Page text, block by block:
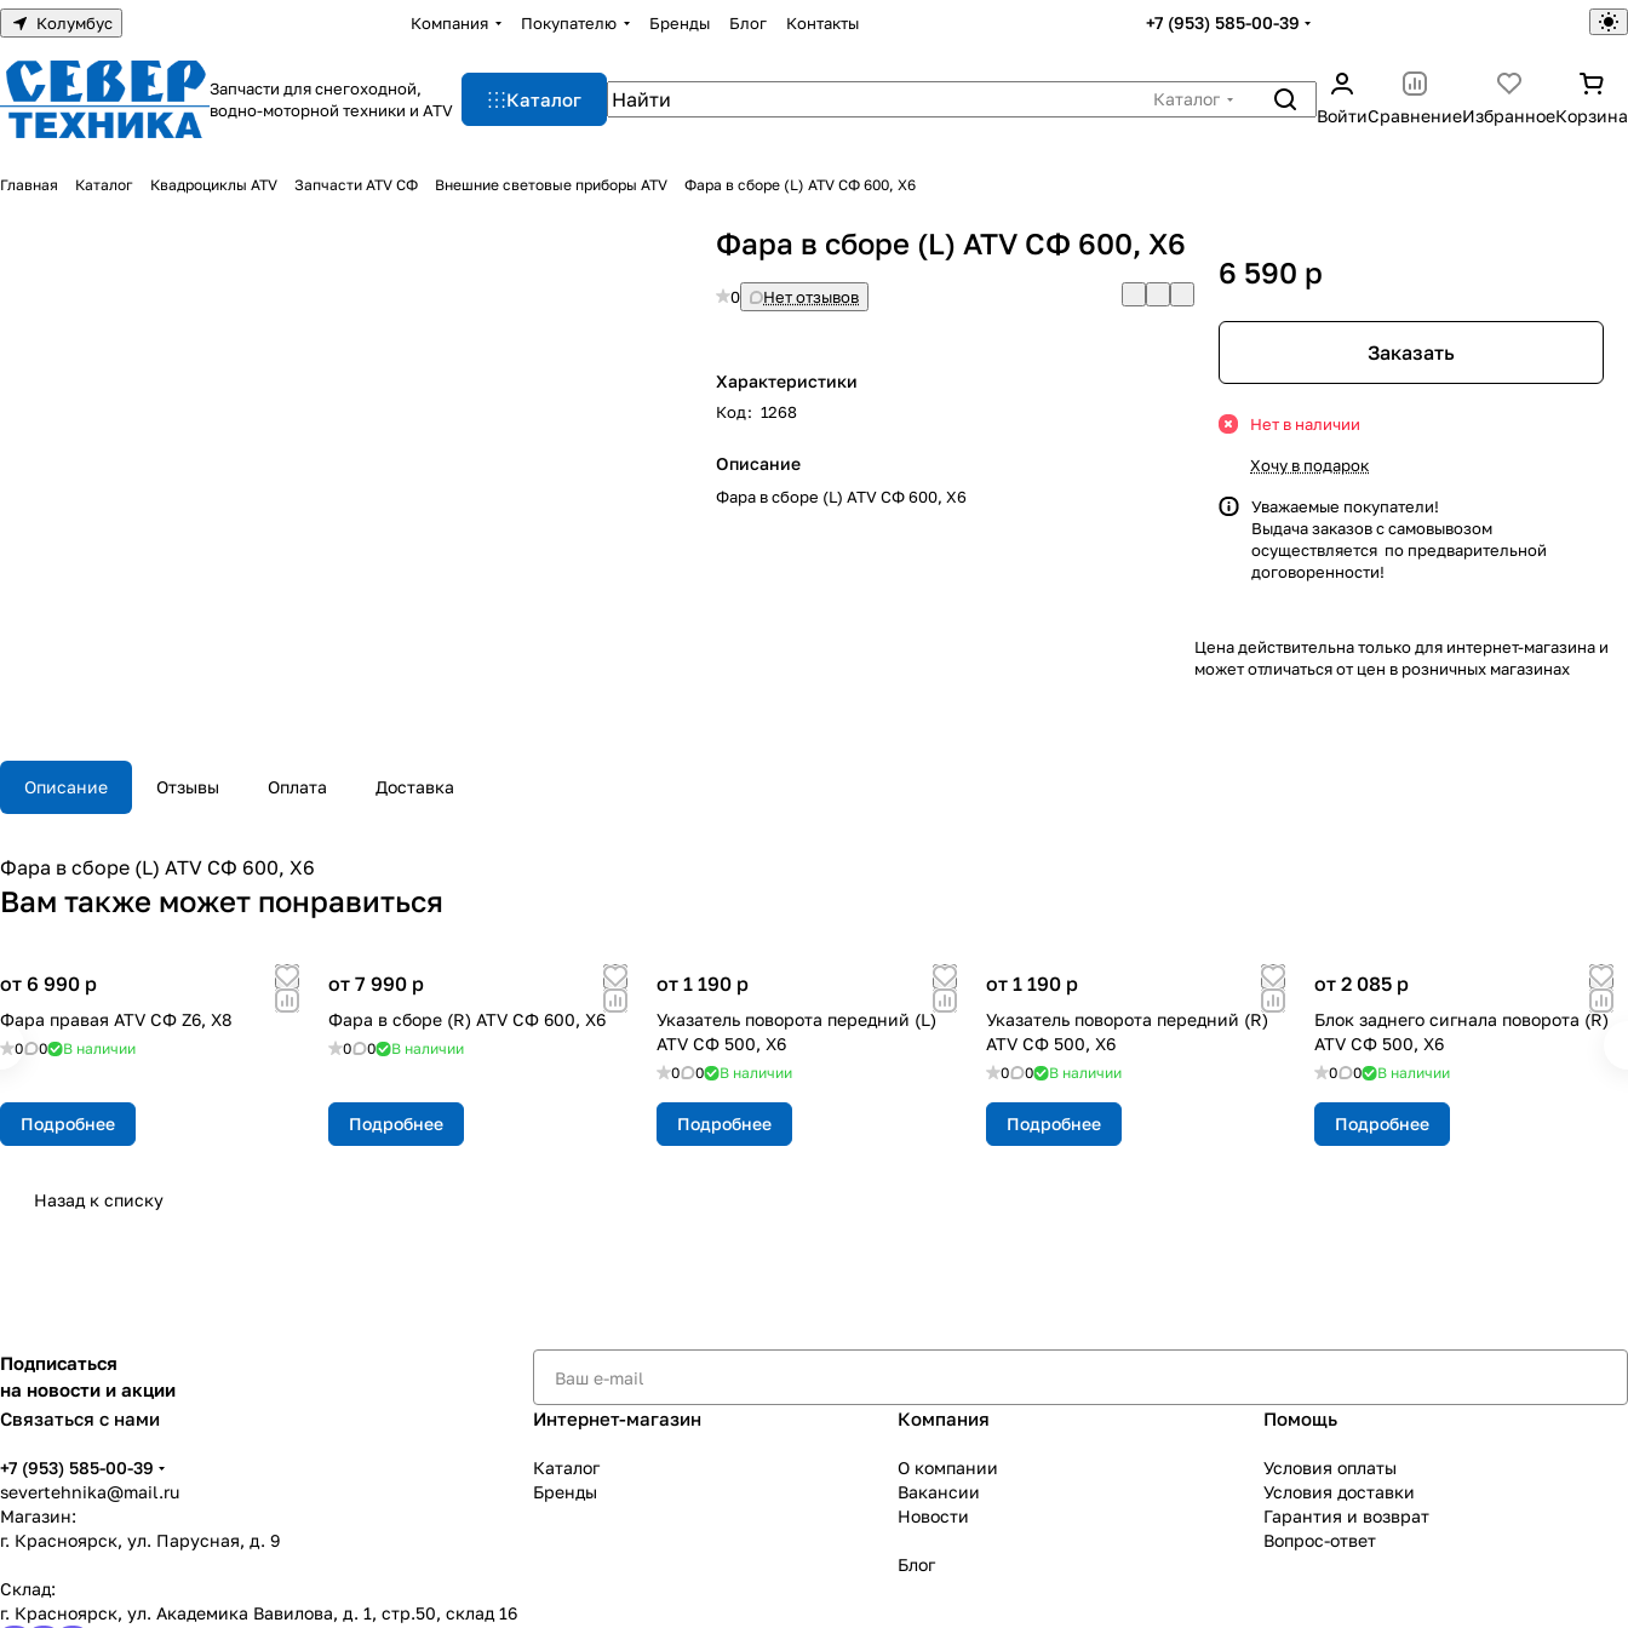
Колумбус Компания Покупателю Бренды Блог Контакты +7 (953) 585-00-39
Запчасти для снегоходной,
водно-моторной техники и ATV
Каталог
Каталог
ВойтиСравнениеИзбранноеКорзина
Главная Каталог Квадроциклы ATV Запчасти ATV СФ Внешние световые приборы ATV Фара в сборе (L) ATV СФ 600, X6
Фара в сборе (L) ATV СФ 600, X6
0 Нет отзывов
Характеристики
Код: 1268
Описание
Фара в сборе (L) ATV СФ 600, X6
6 590 p
Заказать
Нет в наличии
Хочу в подарок
Уважаемые покупатели!
Выдача заказов с самовывозом
осуществляется по предварительной
договоренности!
Цена действительна только для интернет-магазина и
может отличаться от цен в розничных магазинах
Описание Отзывы Оплата Доставка
Фара в сборе (L) ATV СФ 600, X6
Вам также может понравиться
от 6 990 p
Фара правая ATV СФ Z6, X8
0 0 В наличии
Подробнее
от 7 990 p
Фара в сборе (R) ATV СФ 600, X6
0 0 В наличии
Подробнее
от 1 190 p
Указатель поворота передний (L)
ATV СФ 500, X6
0 0 В наличии
Подробнее
от 1 190 p
Указатель поворота передний (R)
ATV СФ 500, X6
0 0 В наличии
Подробнее
от 2 085 p
Блок заднего сигнала поворота (R)
ATV СФ 500, X6
0 0 В наличии
Подробнее
Назад к списку
Подписаться
на новости и акции
Связаться с нами
+7 (953) 585-00-39
severtehnika@mail.ru
Магазин:
г. Красноярск, ул. Парусная, д. 9
Склад:
г. Красноярск, ул. Академика Вавилова, д. 1, стр.50, склад 16
Интернет-магазин
Каталог
Бренды
Компания
О компании
Вакансии
Новости
Блог
Помощь
Условия оплаты
Условия доставки
Гарантия и возврат
Вопрос-ответ